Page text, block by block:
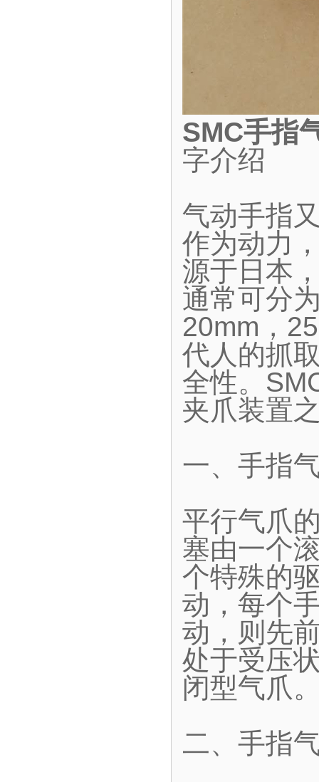
SMC手指
字介绍
气动手指
作为动力
源于日本
通常可分
20mm，
代人的抓
全性。
夹爪装置
一、手指
平行气爪
塞由一个
个特殊的
动，每个
动，则先
处于受压
闭型气爪
二、手指